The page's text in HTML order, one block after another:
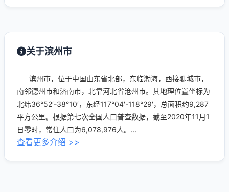
关于滨州市
滨州市，位于中国山东省北部，东临渤海，西接聊城市，
南邻德州市和济南市，北靠河北省沧州市。其地理位置坐标为
北纬36°52′-38°10′，东经117°04′-118°29′，总面积约9,287
平方公里。根据第七次全国人口普查数据，截至2020年11月1
日零时，常住人口为6,078,976人。...
查看更多介绍 >>